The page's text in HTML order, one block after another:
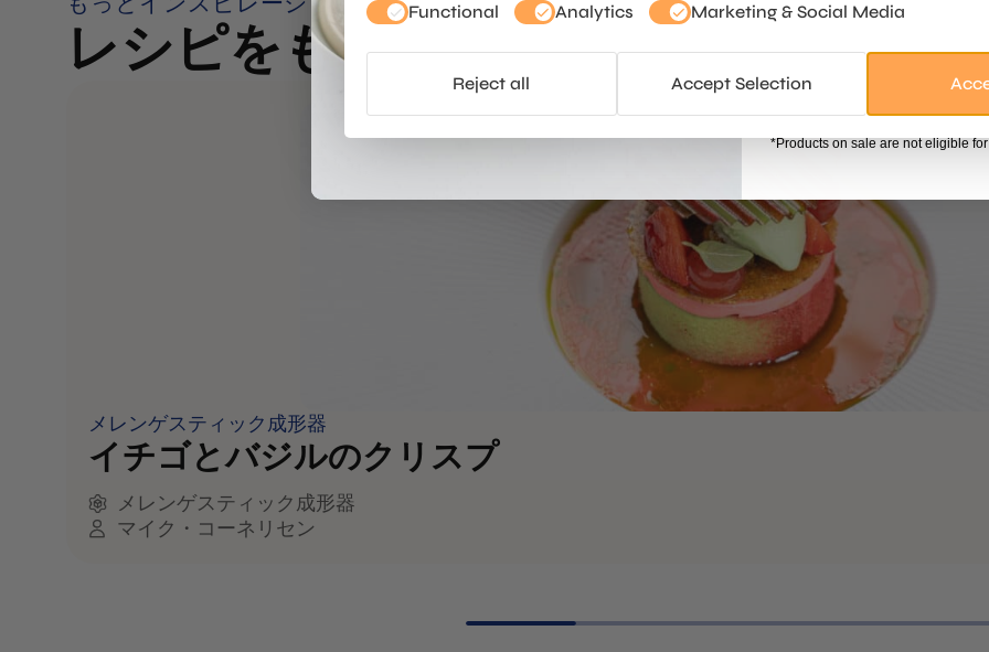
レシピをもっと見る
メレンゲスティック成形器
イチゴとバジルのクリスプ
メレンゲスティック成形器
マイク・コーネリセン
Skip for
*Products on sale are not eligible
Functional Analytics Marketing & Social Media
Reject all Accept Selection